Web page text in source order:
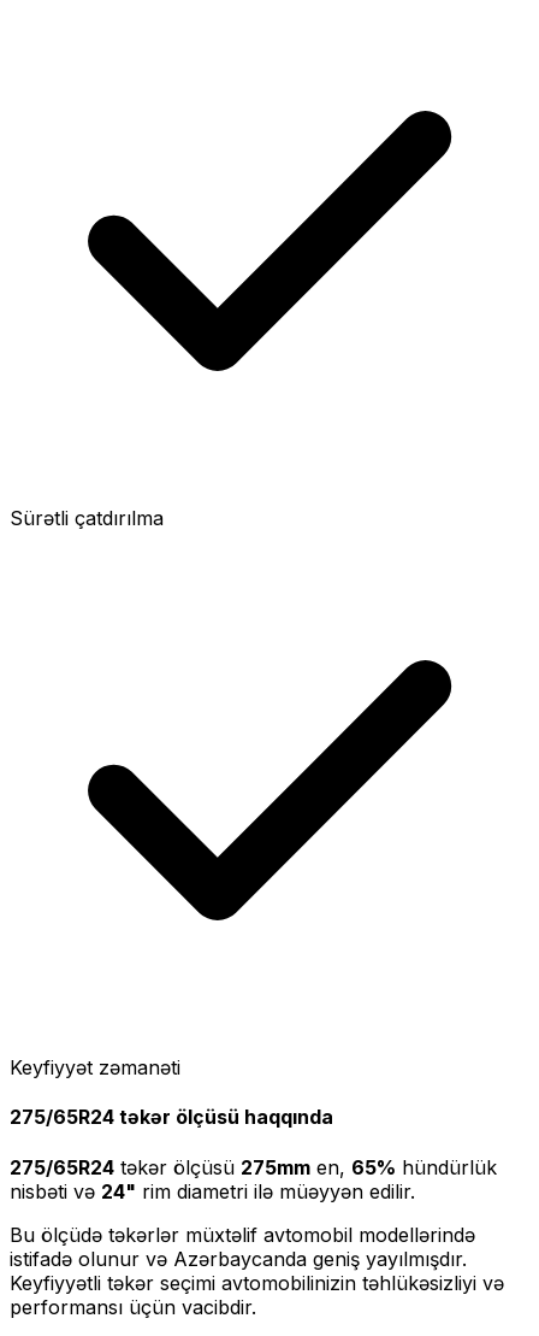
Sürətli çatdırılma
Keyfiyyət zəmanəti
275/65R24 təkər ölçüsü haqqında
275/65R24 təkər ölçüsü 275mm en, 65% hündürlük
nisbəti və 24" rim diametri ilə müəyyən edilir.
Bu ölçüdə təkərlər müxtəlif avtomobil modellərində
istifadə olunur və Azərbaycanda geniş yayılmışdır.
Keyfiyyətli təkər seçimi avtomobilinizin təhlükəsizliyi və
performansı üçün vacibdir.